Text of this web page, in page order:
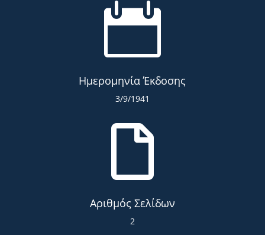

Ημερομηνία Έκδοσης
3/9/1941

Αριθμός Σελίδων
2